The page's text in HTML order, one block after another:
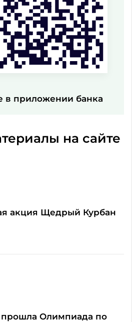
в приложении банка
на сайте
акция Щедрый Курбан
Олимпиада по